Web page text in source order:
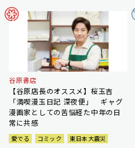
谷原書店
【谷原店長のオススメ】桜玉吉
「満喫漫玉日記 深夜便」 ギャグ
漫画家としての苦悩経た中年の日
常に共感
愛でる コミック
東日本大震災